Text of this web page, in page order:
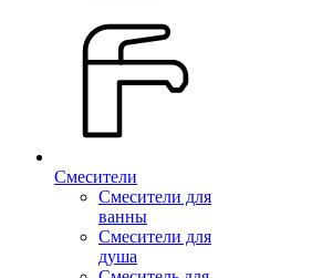
Смесители
Смесители для
ванны
Смесители для
душа